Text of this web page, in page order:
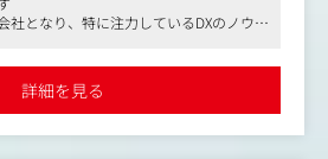
画面による各種設定の登録・更新
）
ガの企画、検証、改善
となり、特に注力しているDXのノウハ
給与水準が高い環境です
詳細を見る